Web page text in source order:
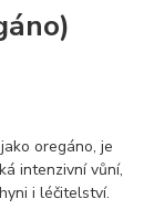
oregáno, je
intenzivní vůní,
i léčitelství.